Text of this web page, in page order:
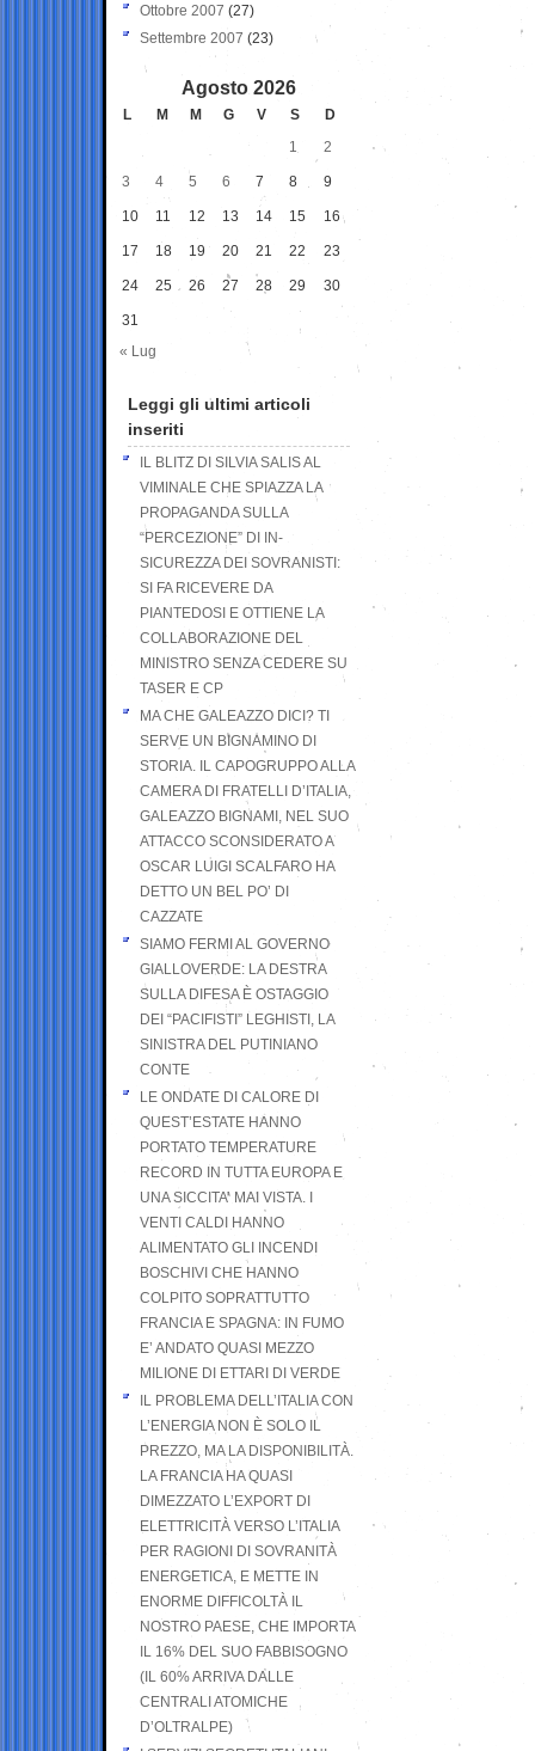
Ottobre 2007 (27)
Settembre 2007 (23)
Agosto 2026
L M M G V S
D
1
2
3 4 5 6 7 8 9
10 11 12 13 14 15 16
17 18 19 20 21 22 23
24 25 26 27 28 29 30
31
« Lug
Leggi gli ultimi articoli
inseriti
IL BLITZ DI SILVIA SALIS AL
VIMINALE CHE SPIAZZA LA
PROPAGANDA SULLA
“PERCEZIONE” DI IN-
SICUREZZA DEI SOVRANISTI:
SI FA RICEVERE DA
PIANTEDOSI E OTTIENE LA
COLLABORAZIONE DEL
MINISTRO SENZA CEDERE SU
TASER E CP
MA CHE GALEAZZO DICI? TI
SERVE UN BIGNAMINO DI
STORIA. IL CAPOGRUPPO ALLA
CAMERA DI FRATELLI D’ITALIA,
GALEAZZO BIGNAMI, NEL SUO
ATTACCO SCONSIDERATO A
OSCAR LUIGI SCALFARO HA
DETTO UN BEL PO’ DI
CAZZATE
SIAMO FERMI AL GOVERNO
GIALLOVERDE: LA DESTRA
SULLA DIFESA È OSTAGGIO
DEI “PACIFISTI” LEGHISTI, LA
SINISTRA DEL PUTINIANO
CONTE
LE ONDATE DI CALORE DI
QUEST’ESTATE HANNO
PORTATO TEMPERATURE
RECORD IN TUTTA EUROPA E
UNA SICCITA’ MAI VISTA. I
VENTI CALDI HANNO
ALIMENTATO GLI INCENDI
BOSCHIVI CHE HANNO
COLPITO SOPRATTUTTO
FRANCIA E SPAGNA: IN FUMO
E’ ANDATO QUASI MEZZO
MILIONE DI ETTARI DI VERDE
IL PROBLEMA DELL’ITALIA CON
L’ENERGIA NON È SOLO IL
PREZZO, MA LA DISPONIBILITÀ.
LA FRANCIA HA QUASI
DIMEZZATO L’EXPORT DI
ELETTRICITÀ VERSO L’ITALIA
PER RAGIONI DI SOVRANITÀ
ENERGETICA, E METTE IN
ENORME DIFFICOLTÀ IL
NOSTRO PAESE, CHE IMPORTA
IL 16% DEL SUO FABBISOGNO
(IL 60% ARRIVA DALLE
CENTRALI ATOMICHE
D’OLTRALPE)